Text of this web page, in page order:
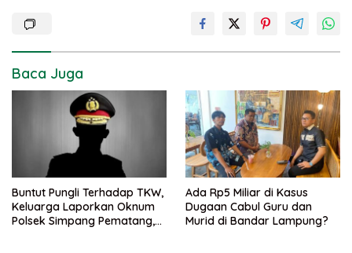
Baca Juga
Buntut Pungli Terhadap TKW,
Keluarga Laporkan Oknum
Polsek Simpang Pematang,
Ada Rp5 Miliar di Kasus
Dugaan Cabul Guru dan
Murid di Bandar Lampung?